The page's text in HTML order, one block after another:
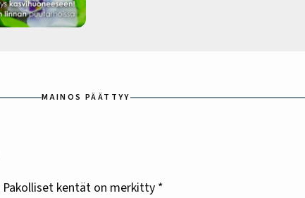
MAINOS PÄÄTTYY
Pakolliset kentät on merkitty *